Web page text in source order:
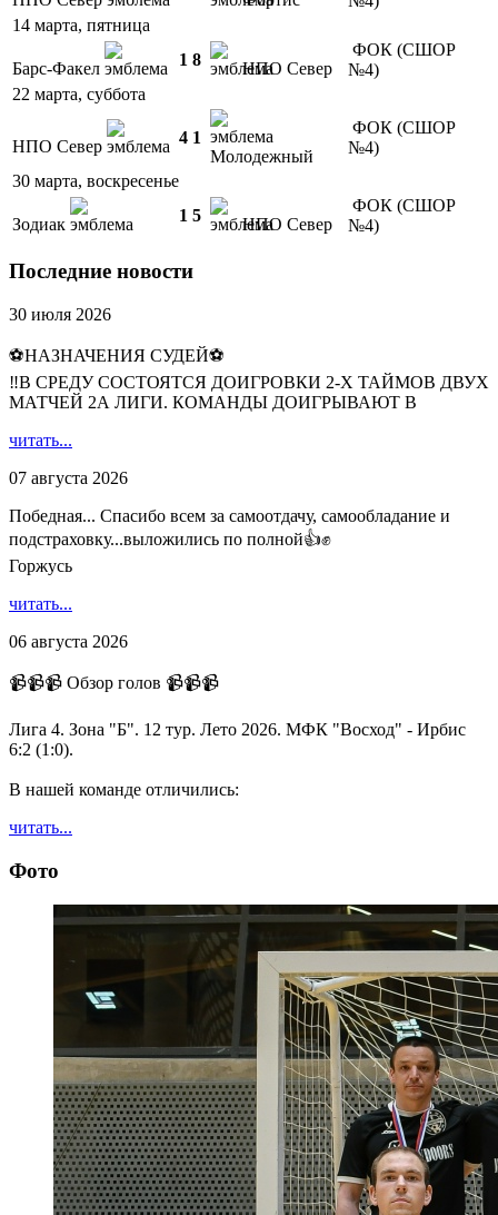
14 марта, пятница
Барс-Факел 1 8 НПО Север
ФОК (СШОР
№4)
22 марта, суббота
НПО Север 4 1
Молодежный
ФОК (СШОР
№4)
30 марта, воскресенье
Зодиак 1 5 НПО Север
ФОК (СШОР
№4)
Последние новости
30 июля 2026
⚽НАЗНАЧЕНИЯ СУДЕЙ⚽
‼В СРЕДУ СОСТОЯТСЯ ДОИГРОВКИ 2-Х ТАЙМОВ ДВУХ
МАТЧЕЙ 2А ЛИГИ. КОМАНДЫ ДОИГРЫВАЮТ В
читать...
07 августа 2026
Победная... Спасибо всем за самоотдачу, самообладание и
подстраховку...выложились по полной👍✊
Горжусь
читать...
06 августа 2026
📹📹📹 Обзор голов 📹📹📹
Лига 4. Зона "Б". 12 тур. Лето 2026. МФК "Восход" - Ирбис
6:2 (1:0).
В нашей команде отличились:
читать...
Фото